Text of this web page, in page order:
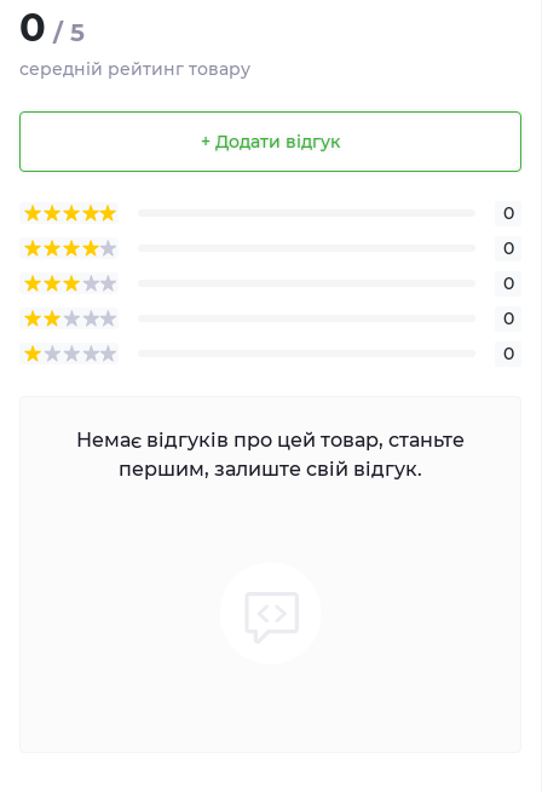
0 / 5
середній рейтинг товару
+ Додати відгук
0
0
0
0
0
Немає відгуків про цей товар, станьте
першим, залиште свій відгук.